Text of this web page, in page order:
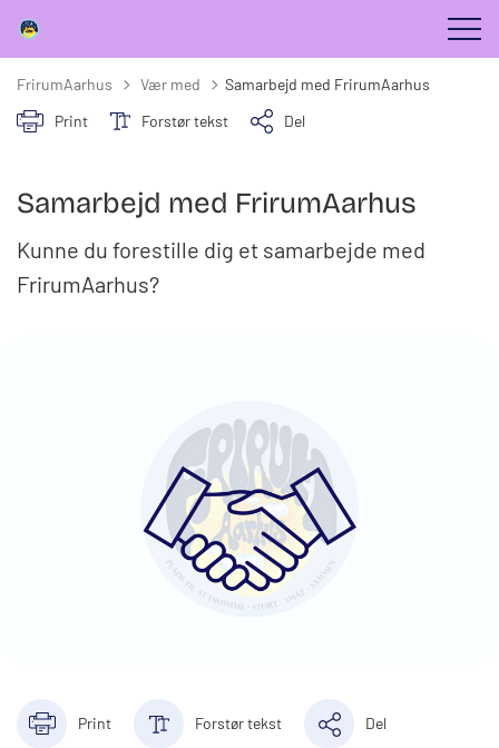
FrirumAarhus Tilbage til
Vær med
Samarbejd med FrirumAarhus
Print
Forstør tekst Del
Samarbejd med FrirumAarhus
Kunne du forestille dig et samarbejde med
FrirumAarhus?
Print Forstør tekst Del